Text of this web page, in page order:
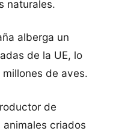
naturales.
alberga un
de la UE, lo
de aves.
de
animales criados